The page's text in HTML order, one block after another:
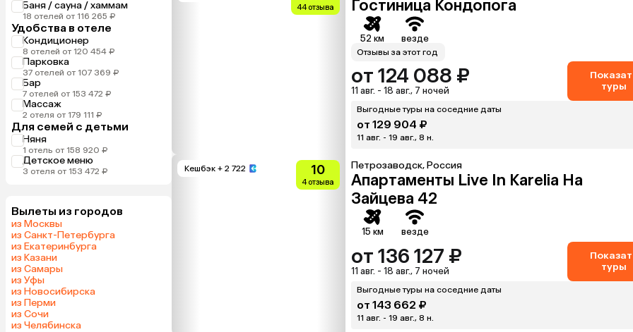
Баня / сауна / хаммам
18 отелей от 116 265 ₽
Удобства в отеле
Кондиционер
8 отелей от 120 454 ₽
Парковка
37 отелей от 107 369 ₽
Бар
7 отелей от 153 472 ₽
Массаж
2 отеля от 179 111 ₽
Для семей с детьми
Няня
1 отель от 158 920 ₽
Детское меню
3 отеля от 153 472 ₽
Вылеты из городов
из Москвы
из Санкт-Петербурга
из Екатеринбурга
из Казани
из Самары
из Уфы
из Новосибирска
из Перми
из Сочи
из Челябинска
44 отзыва Гостиница Кондопога
52 км везде
Отзывы за этот год
от 124 088 ₽
11 авг. - 18 авг., 7 ночей
туры
Выгодные туры на соседние даты
от 129 904 ₽
11 авг. - 19 авг., 8 н.
Кешбэк + 2 722 10
4 отзыва
Петрозаводск, Россия
Апартаменты Live In Karelia На
Зайцева 42
15 км везде
от 136 127 ₽
11 авг. - 18 авг., 7 ночей
туры
Выгодные туры на соседние даты
от 143 662 ₽
11 авг. - 19 авг., 8 н.